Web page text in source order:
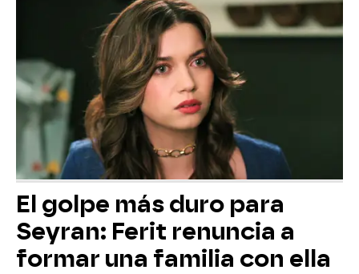
El golpe más duro para
Seyran: Ferit renuncia a
formar una familia con ella